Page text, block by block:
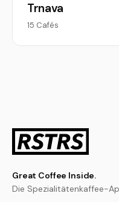
Trnava
15 Cafés
Great Coffee Inside.
Die Spezialitätenkaffee-